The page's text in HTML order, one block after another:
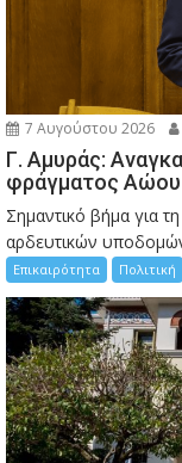
7 Αυγούστου 2026
Γ. Αμυράς:
φράγματος Αώου
Σημαντικό βήμα για
αρδευτικών
Επικαιρότητα Πολιτική